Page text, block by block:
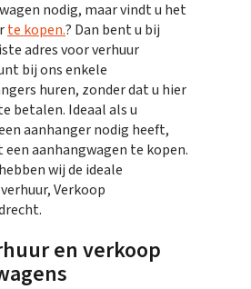
nodig, maar vindt u het
te kopen.? Dan bent u bij
adres voor verhuur
bij ons enkele
huren, zonder dat u hier
betalen. Ideaal als u
aanhanger nodig heeft,
aanhangwagen te kopen.
wij de ideale
Verkoop
en verkoop